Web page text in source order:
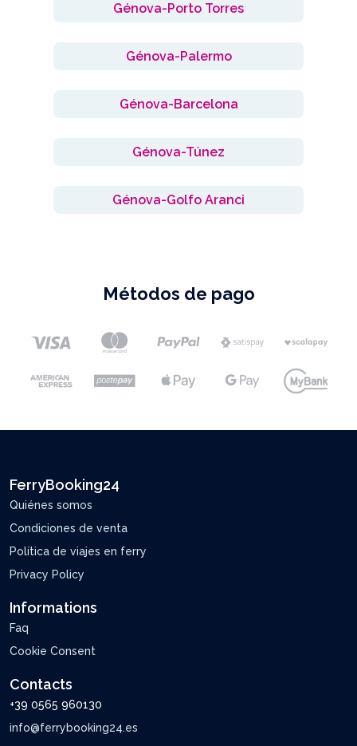
Génova-Porto Torres
Génova-Palermo
Génova-Barcelona
Génova-Túnez
Génova-Golfo Aranci
Métodos de pago
FerryBooking24
Quiénes somos
Condiciones de venta
Política de viajes en ferry
Privacy Policy
Informations
Faq
Cookie Consent
Contacts
+39 0565 960130
info@ferrybooking24.es